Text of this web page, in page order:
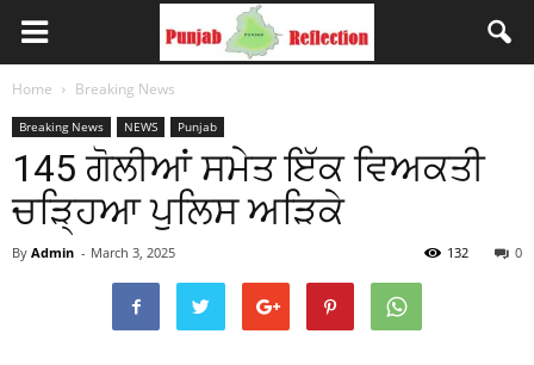
Home Breaking News
Breaking News NEWS Punjab
145 ਗੋਲੀਆਂ ਸਮੇਤ ਇੱਕ ਵਿਅਕਤੀ
ਚੜ੍ਹਿਆ ਪੁਲਿਸ ਅੜਿਕੇ
By Admin - March 3, 2025 0
132